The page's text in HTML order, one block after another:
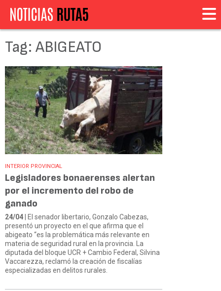
Tag: ABIGEATO
INTERIOR PROVINCIAL
Legisladores bonaerenses alertan
por el incremento del robo de
ganado
24/04 | El senador libertario, Gonzalo Cabezas,
presentó un proyecto en el que afirma que el
abigeato “es la problemática más relevante en
materia de seguridad rural en la provincia. La
diputada del bloque UCR + Cambio Federal, Silvina
Vaccarezza, reclamó la creación de fiscalías
especializadas en delitos rurales.